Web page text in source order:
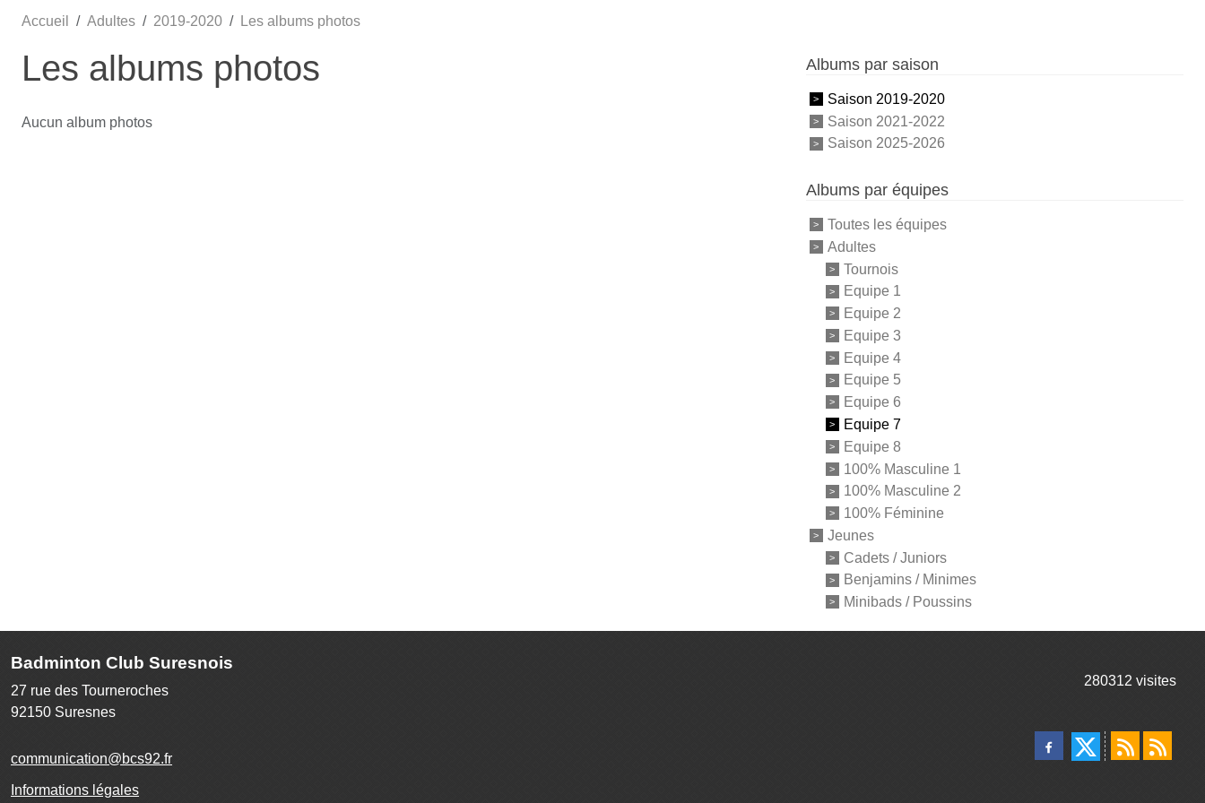
Accueil Adultes 2019-2020 Les albums photos
Les albums photos
Aucun album photos
Albums par saison
Saison 2019-2020
Saison 2021-2022
Saison 2025-2026
Albums par équipes
Toutes les équipes
Adultes
Tournois
Equipe 1
Equipe 2
Equipe 3
Equipe 4
Equipe 5
Equipe 6
Equipe 7
Equipe 8
100% Masculine 1
100% Masculine 2
100% Féminine
Jeunes
Cadets / Juniors
Benjamins / Minimes
Minibads / Poussins
Badminton Club Suresnois
27 rue des Tourneroches
92150 Suresnes
communication@bcs92.fr
Informations légales
280312 visites